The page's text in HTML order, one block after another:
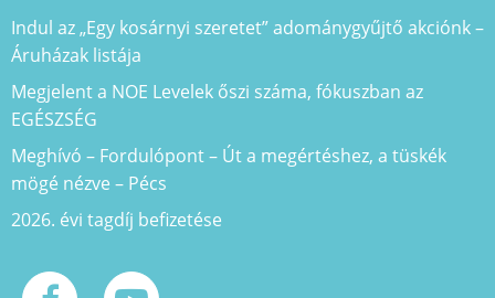
Indul az „Egy kosárnyi szeretet” adománygyűjtő akciónk –
Áruházak listája
Megjelent a NOE Levelek őszi száma, fókuszban az
EGÉSZSÉG
Meghívó – Fordulópont – Út a megértéshez, a tüskék
mögé nézve – Pécs
2026. évi tagdíj befizetése